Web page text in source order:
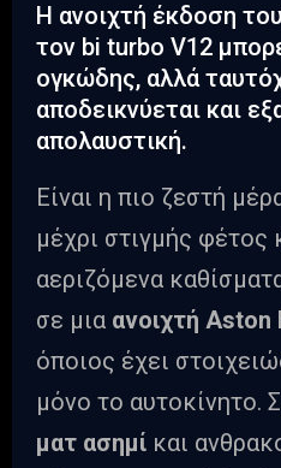
Η ανοιχτή έκδοση
τον bi turbo V12
ογκώδης, αλλά
αποδεικνύεται και
απολαυστική.
Είναι η πιο ζεστή
μέχρι στιγμής φέτος
αεριζόμενα
σε μια ανοιχτή Aston
όποιος έχει
μόνο το αυτοκίνητο.
ματ ασημί και